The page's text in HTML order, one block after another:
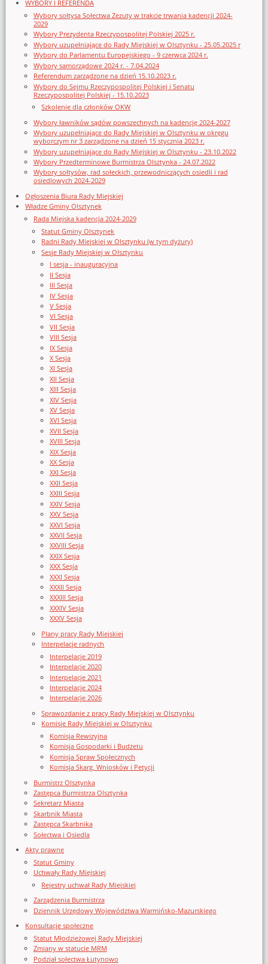
WYBORY I REFERENDA
Wybory sołtysa Sołectwa Zezuty w trakcie trwania kadencji 2024-
2029
Wybory Prezydenta Rzeczypospolitej Polskiej 2025 r.
Wybory uzupełniające do Rady Miejskiej w Olsztynku - 25.05.2025 r
Wybory do Parlamentu Europejskiego - 9 czerwca 2024 r.
Wybory samorządowe 2024 r. - 7.04.2024
Referendum zarządzone na dzień 15.10.2023 r.
Wybory do Sejmu Rzeczypospolitej Polskiej i Senatu
Rzeczypospolitej Polskiej - 15.10.2023
Szkolenie dla członków OKW
Wybory ławników sądów powszechnych na kadencję 2024-2027
Wybory uzupełniające do Rady Miejskiej w Olsztynku w okręgu
wyborczym nr 3 zarządzone na dzień 15 stycznia 2023 r.
Wybory uzupełniające do Rady Miejskiej w Olsztynku - 23.10.2022
Wybory Przedterminowe Burmistrza Olsztynka - 24.07.2022
Wybory sołtysów, rad sołeckich, przewodniczących osiedli i rad
osiedlowych 2024-2029
Ogłoszenia Biura Rady Miejskiej
Władze Gminy Olsztynek
Rada Miejska kadencja 2024-2029
Statut Gminy Olsztynek
Radni Rady Miejskiej w Olsztynku (w tym dyżury)
Sesje Rady Miejskiej w Olsztynku
I sesja - inauguracyjna
II Sesja
III Sesja
IV Sesja
V Sesja
VI Sesja
VII Sesja
VIII Sesja
IX Sesja
X Sesja
XI Sesja
XII Sesja
XIII Sesja
XIV Sesja
XV Sesja
XVI Sesja
XVII Sesja
XVIII Sesja
XIX Sesja
XX Sesja
XXI Sesja
XXII Sesja
XXIII Sesja
XXIV Sesja
XXV Sesja
XXVI Sesja
XXVII Sesja
XXVIII Sesja
XXIX Sesja
XXX Sesja
XXXI Sesja
XXXII Sesja
XXXIII Sesja
XXXIV Sesja
XXXV Sesja
Plany pracy Rady Miejskiej
Interpelacje radnych
Interpelacje 2019
Interpelacje 2020
Interpelacje 2021
Interpelacje 2024
Interpelacje 2026
Sprawozdanie z pracy Rady Miejskiej w Olsztynku
Komisje Rady Miejskiej w Olsztynku
Komisja Rewizyjna
Komisja Gospodarki i Budżetu
Komisja Spraw Społecznych
Komisja Skarg, Wniosków i Petycji
Burmistrz Olsztynka
Zastępca Burmistrza Olsztynka
Sekretarz Miasta
Skarbnik Miasta
Zastępca Skarbnika
Sołectwa i Osiedla
Akty prawne
Statut Gminy
Uchwały Rady Miejskiej
Rejestry uchwał Rady Miejskiej
Zarządzenia Burmistrza
Dziennik Urzędowy Województwa Warmińsko-Mazurskiego
Konsultacje społeczne
Statut Młodzieżowej Rady Miejskiej
Zmiany w statucie MRM
Podział sołectwa Łutynowo